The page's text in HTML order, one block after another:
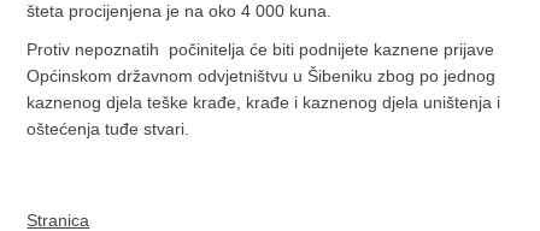
šteta procijenjena je na oko 4 000 kuna.
Protiv nepoznatih počinitelja će biti podnijete kaznene prijave
Općinskom državnom odvjetništvu u Šibeniku zbog po jednog
kaznenog djela teške krađe, krađe i kaznenog djela uništenja i
oštećenja tuđe stvari.
Stranica